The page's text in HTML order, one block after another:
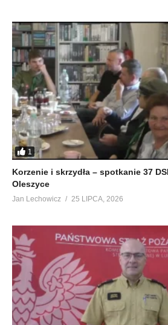
1
Korzenie i skrzydła – spotkanie 37
Oleszyce
Jan Lechowicz 25 LIPCA, 2026